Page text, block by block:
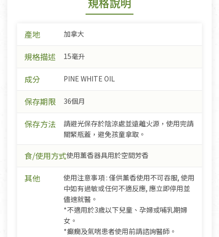
產地 加拿大
規格描述 15毫升
成分 PINE WHITE OIL
保存期限 36個月
保存方法
請避光保存於陰涼處並遠離火源，使用完請
關緊瓶蓋，避免孩童拿取。
食/使用方式使用薰香器具用於空間芳香
其他
使用注意事項 : 僅供薰香使用不可吞服, 使用
中如有過敏或任何不適反應, 應立即停用並
儘速就醫。
*不適用於3歲以下兒童、孕婦或哺乳期婦
女。
*癲癇及氣喘患者使用前請諮詢醫師。